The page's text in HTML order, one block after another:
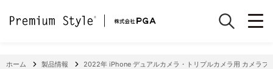
ホーム 製品情報 2022年 iPhone デュアルカメラ・トリプルカメラ用 カメラプ